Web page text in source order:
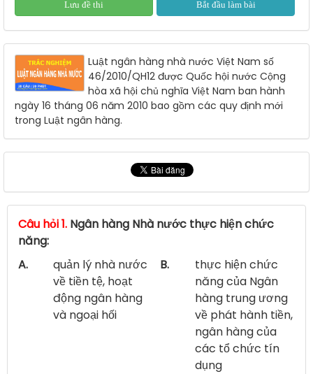
Lưu đề thi Bắt đầu làm bài
Luật ngân hàng nhà nước Việt Nam số
46/2010/QH12 được Quốc hội nước Cộng
hòa xã hội chủ nghĩa Việt Nam ban hành
ngày 16 tháng 06 năm 2010 bao gồm các quy định mới
trong Luật ngân hàng.
Câu hỏi 1. Ngân hàng Nhà nước thực hiện chức
năng:
A.
quản lý nhà nước
về tiền tệ, hoạt
động ngân hàng
và ngoại hối
B.
thực hiện chức
năng của Ngân
hàng trung ương
về phát hành tiền,
ngân hàng của
các tổ chức tín
dụng